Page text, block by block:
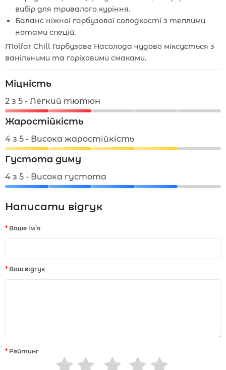
вибір для тривалого куріння.
Баланс ніжної гарбузової солодкості з теплими
нотами спецій.
Molfar Chill Гарбузове Насолода чудово міксується з
ванільними та горіховими смаками.
Міцність
2 з 5 - Легкий тютюн
Жаростійкість
4 з 5 - Висока жаростійкість
Густота диму
4 з 5 - Висока густота
Написати відгук
Ваше ім’я
Ваш відгук
Рейтинг